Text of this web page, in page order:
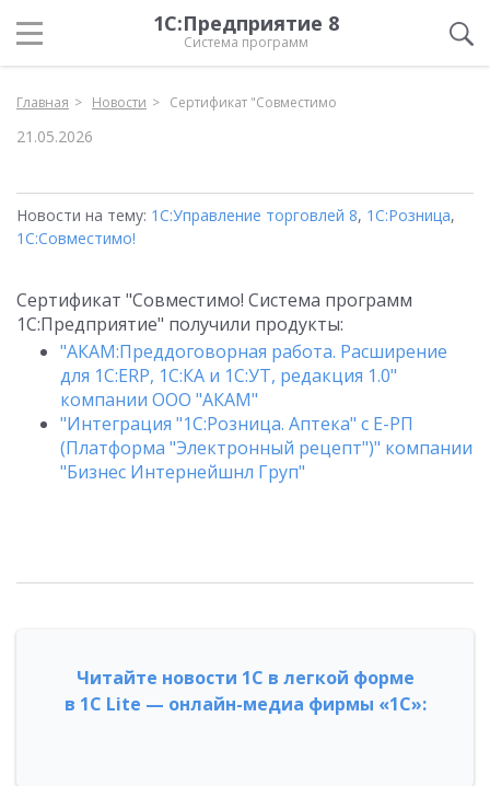
1С:Предприятие 8
Система программ
Главная Новости Сертификат "Совместимо
21.05.2026
Новости на тему: 1С:Управление торговлей 8, 1С:Розница,
1С:Совместимо!
Сертификат "Совместимо! Система программ
1С:Предприятие" получили продукты:
"АКАМ:Преддоговорная работа. Расширение
для 1C:ERP, 1С:КА и 1С:УТ, редакция 1.0"
компании ООО "АКАМ"
"Интеграция "1С:Розница. Аптека" с Е-РП
(Платформа "Электронный рецепт")" компании
"Бизнес Интернейшнл Груп"
Читайте новости 1С в легкой форме
в 1С Lite — онлайн-медиа фирмы «1С»: